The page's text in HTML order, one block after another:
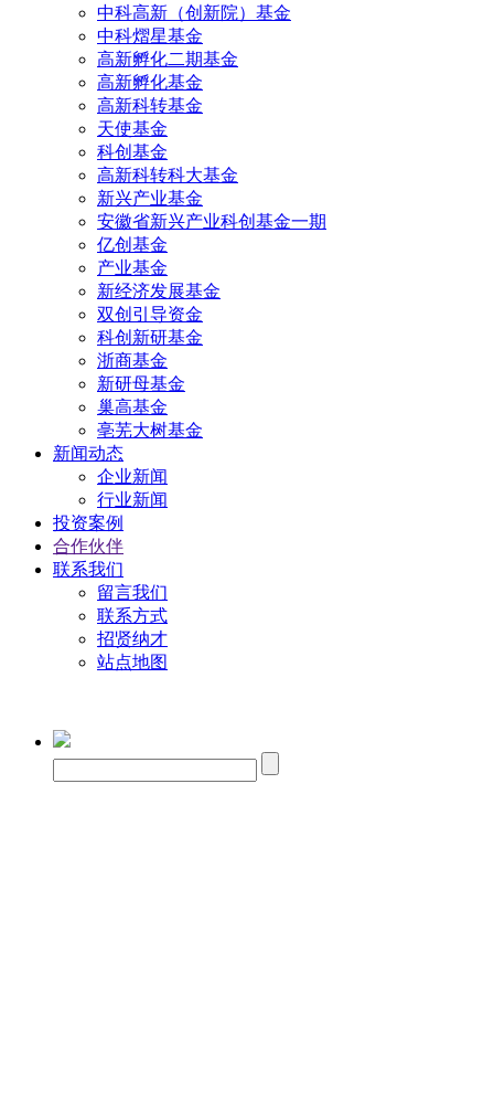
中科高新（创新院）基金
中科熠星基金
高新孵化二期基金
高新孵化基金
高新科转基金
天使基金
科创基金
高新科转科大基金
新兴产业基金
安徽省新兴产业科创基金一期
亿创基金
产业基金
新经济发展基金
双创引导资金
科创新研基金
浙商基金
新研母基金
巢高基金
亳芜大树基金
新闻动态
企业新闻
行业新闻
投资案例
合作伙伴
联系我们
留言我们
联系方式
招贤纳才
站点地图